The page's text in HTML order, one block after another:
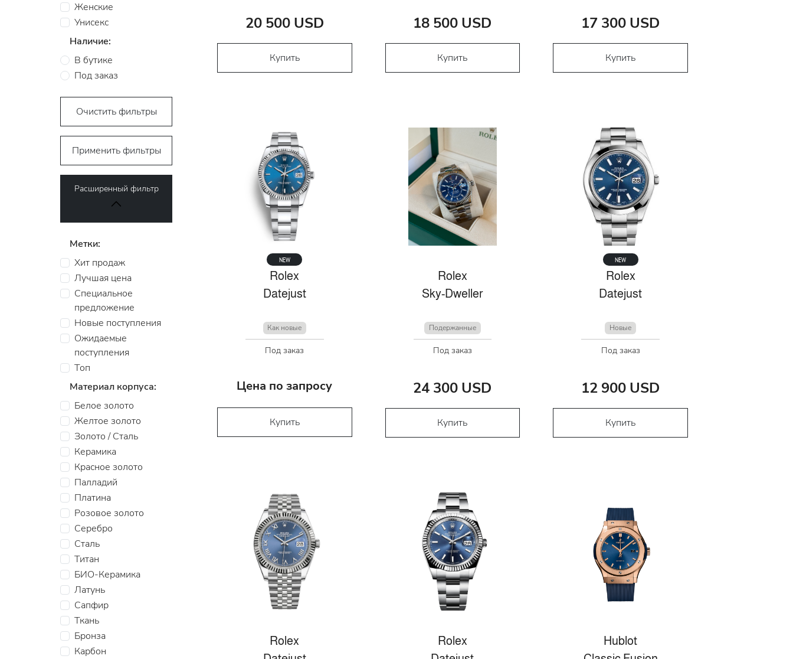
Женские
Унисекс
Наличие:
В бутике
Под заказ
Очистить фильтры
Применить фильтры
Расширенный фильтр
Метки:
Хит продаж
Лучшая цена
Специальное
предложение
Новые поступления
Ожидаемые
поступления
Топ
Материал корпуса:
Белое золото
Желтое золото
Золото / Сталь
Керамика
Красное золото
Палладий
Платина
Розовое золото
Серебро
Сталь
Титан
БИО-Керамика
Латунь
Сапфир
Ткань
Бронза
Карбон
20 500 USD
Купить
18 500 USD
Купить
17 300 USD
Купить
NEW
Rolex
Datejust
Как новые
Под заказ
Цена по запросу
Купить
Rolex
Sky-Dweller
Подержанные
Под заказ
24 300 USD
Купить
NEW
Rolex
Datejust
Новые
Под заказ
12 900 USD
Купить
Rolex
Rolex
Hublot